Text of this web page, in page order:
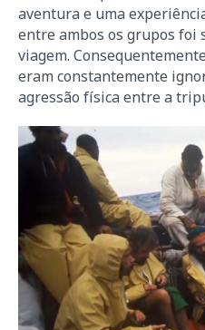
aventura e uma
entre ambos os grupos foi
viagem.
eram constantemente
agressão física entre a